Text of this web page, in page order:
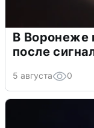
В Воронеже
после
5 августа 0